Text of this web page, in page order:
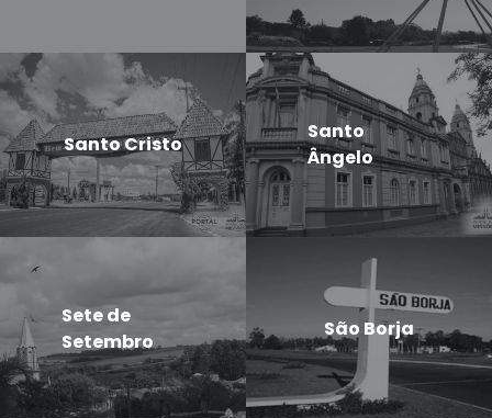
Santo Cristo
Santo
Ângelo
Sete de
Setembro
São Borja